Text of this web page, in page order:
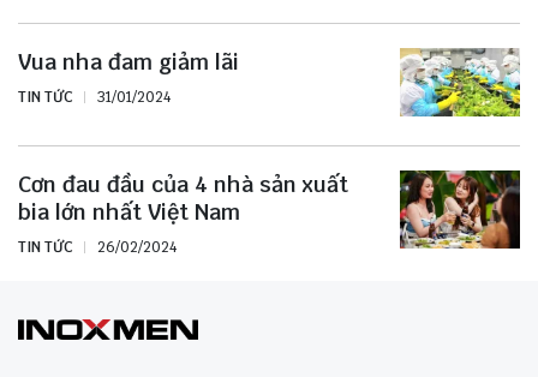
Vua nha đam giảm lãi
TIN TỨC 31/01/2024
Cơn đau đầu của 4 nhà sản xuất
bia lớn nhất Việt Nam
TIN TỨC 26/02/2024